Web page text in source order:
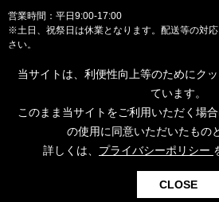
営業時間：平日9:00-17:00
※土日、祝祭日は休業となります。配送等の対
さい。
© CAPTAINSTAG Co.Ltd.
当サイトは、利便性向上等のためにク
ています。
このまま当サイトをご利用いただく場
の使用に同意いただいたもの
詳しくは、 プライバシーポリシー
CLOSE